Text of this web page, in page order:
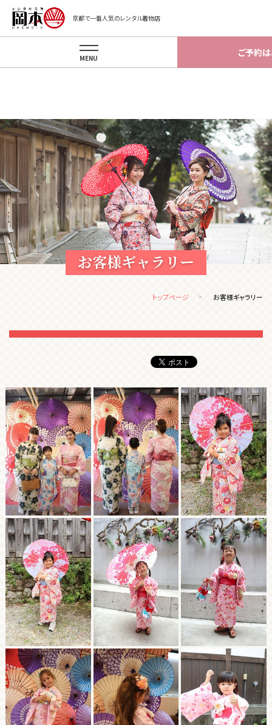
Warning: implode(): Invalid arguments passed in
/home/okamotokyoto/okamotokyoto.xsrv.jp/app/template/
京都で一番人気のレンタル着物店
ご予約は
MENU
お客様ギャラリー
トップページ お客様ギャラリー